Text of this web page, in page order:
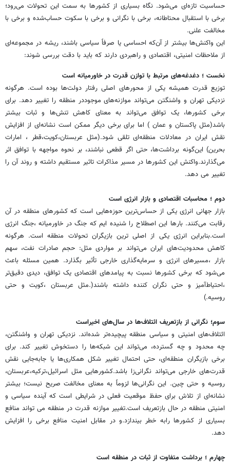
حساسیت تازه‌ای می‌شود. نگاه بسیاری از کشورها به سمت این تحولات می‌رود؛
برخی با استقبال محتاطانه، برخی با نگرانی و برخی با سکوت حساب‌شده و برخی با
مخالفت علنی.
این واکنش‌ها بیشتر از آن‌که احساسی یا صرفاً سیاسی باشند، ریشه در مجموعه‌ای
از ملاحظات امنیتی، اقتصادی و راهبردی دارند که باید با دقت بررسی شوند:
نخست ؛ دغدغه‌های مرتبط با توازن قدرت در خاورمیانه است
توزیع قدرت همیشه یکی از محورهای اصلی رفتار دولت‌ها بوده است. هرگونه
نزدیکی تهران و واشنگتن می‌تواند موازنه‌های موجوددر منطقه را تغییر دهد. برای
برخی کشورها، یک توافق می‌تواند به معنای کاهش تنش‌ها و ثبات بیشتر
باشد(مثل پاکستان و عمان ) اما برای برخی دیگر ممکن است نشانه‌ای از افزایش
نقش ایران در معادلات منطقه‌ای تلقی شود.(مثل عربستان،کویت،قطر ، امارات
بحرین) این‌گونه برداشت‌ها، حتی اگر قطعی نباشند، بر نحوه مواجهه با توافق اثر
می‌گذارند.واکنش این کشورها در مسیر مذاکرات تاثیر مستقیم داشته و روند آن را
تغییر می دهد.
دوم ؛ محاسبات اقتصادی و بازار انرژی است
بازار جهانی انرژی یکی از حساس‌ترین حوزه‌هایی است که کشورهای منطقه در آن
رقابت می‌کنند. بارها این اصطلاح را شنیده ایم که جنگ در خاورمیانه ،جنگ انرژی
است.بنابراین انرژی یکی از اصلی ترین بازیگران تحولات منطقه است. هرگونه
کاهش محدودیت‌های ایران می‌تواند بر مواردی مثل: حجم صادرات نفت، سهم
بازار ،مسیرهای انرژی و سرمایه‌گذاری خارجی تأثیر بگذارد. همین مسئله باعث
می‌شود که برخی کشورها نسبت به پیامدهای اقتصادی یک توافق، دیدی دقیق‌تر
،احتیاط‌آمیز و حتی نگران کننده داشته باشند(.مثل عربستان ،کویت و حتی
روسیه.)
سوم؛ نگرانی از بازتعریف ائتلاف‌ها در سال‌های اخیراست
ائتلاف‌های امنیتی و سیاسی منطقه پیچیده‌تر شده‌اند. نزدیکی تهران و واشنگتن،
چه محدود و چه گسترده، می‌تواند این شبکه‌ها را دستخوش تغییر کند. برای
برخی بازیگران منطقه‌ای، حتی احتمال تغییر شکل همکاری‌ها یا جابه‌جایی نقش
قدرت‌های خارجی می‌تواند نگرانی‌زا باشد.کشورهایی مثل اسرائیل،ترکیه،عربستان،
روسیه و حتی چین. این نگرانی‌ها لزوماً به معنای مخالفت صریح نیست؛ بیشتر
نشانه‌ای از تلاش برای حفظ موقعیت فعلی در شرایطی است که آینده سیاسی و
امنیتی منطقه در حال بازتعریف است.تغییر موازنه قدرت در منطقه می تواند منافع
بسیاری از کشورها رابه خطر بیندازد.و در مقابل امنیت منافع برخی را افزایش
دهد.
چهارم ؛ برداشت متفاوت از ثبات در منطقه است